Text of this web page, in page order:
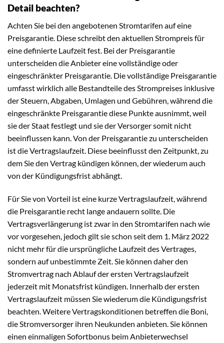
Detail beachten?
Achten Sie bei den angebotenen Stromtarifen auf eine
Preisgarantie. Diese schreibt den aktuellen Strompreis für
eine definierte Laufzeit fest. Bei der Preisgarantie
unterscheiden die Anbieter eine vollständige oder
eingeschränkter Preisgarantie. Die vollständige Preisgarantie
umfasst wirklich alle Bestandteile des Strompreises inklusive
der Steuern, Abgaben, Umlagen und Gebühren, während die
eingeschränkte Preisgarantie diese Punkte ausnimmt, weil
sie der Staat festlegt und sie der Versorger somit nicht
beeinflussen kann. Von der Preisgarantie zu unterscheiden
ist die Vertragslaufzeit. Diese beeinflusst den Zeitpunkt, zu
dem Sie den Vertrag kündigen können, der wiederum auch
von der Kündigungsfrist abhängt.
Für Sie von Vorteil ist eine kurze Vertragslaufzeit, während
die Preisgarantie recht lange andauern sollte. Die
Vertragsverlängerung ist zwar in den Stromtarifen nach wie
vor vorgesehen, jedoch gilt sie schon seit dem 1. März 2022
nicht mehr für die ursprüngliche Laufzeit des Vertrages,
sondern auf unbestimmte Zeit. Sie können daher den
Stromvertrag nach Ablauf der ersten Vertragslaufzeit
jederzeit mit Monatsfrist kündigen. Innerhalb der ersten
Vertragslaufzeit müssen Sie wiederum die Kündigungsfrist
beachten. Weitere Vertragskonditionen betreffen die Boni,
die Stromversorger ihren Neukunden anbieten. Sie können
einen einmaligen Sofortbonus beim Anbieterwechsel